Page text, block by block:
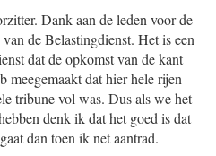
Dank aan de leden voor de
de Belastingdienst. Het is een
dat de opkomst van de kant
meegemaakt dat hier hele rijen
tribune vol was. Dus als we het
denk ik dat het goed is dat
dan toen ik net aantrad.